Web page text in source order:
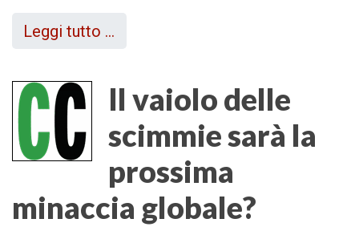
Leggi tutto …
Il vaiolo delle
scimmie sarà la
prossima
minaccia globale?